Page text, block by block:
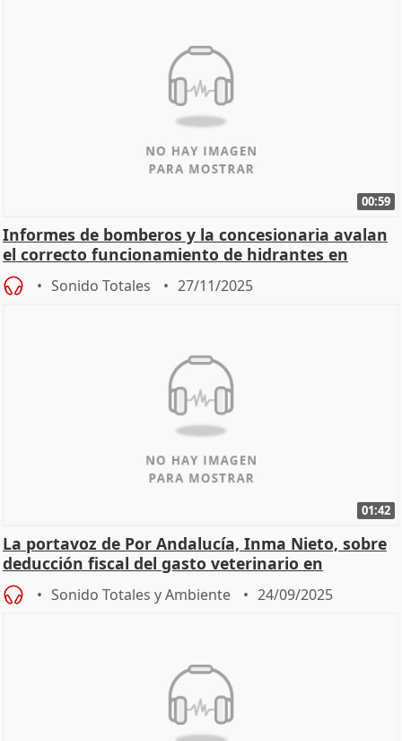
00:59
Informes de bomberos y la concesionaria avalan
el correcto funcionamiento de hidrantes en
Mérida
Sonido Totales 27/11/2025
01:42
La portavoz de Por Andalucía, Inma Nieto, sobre
deducción fiscal del gasto veterinario en
mascotas
Sonido Totales y Ambiente 24/09/2025